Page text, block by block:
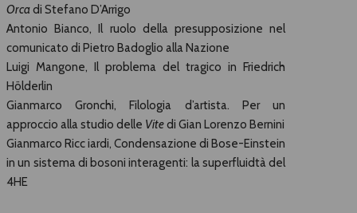
Orcadi Stefano D’Arrigo
Antonio Bianco, Il ruolo della presupposizione nel
comunicato di Pietro Badoglio alla Nazione
Luigi Mangone, Il problema del tragico in Friedrich
Hölderlin
Gianmarco Gronchi, Filologia d’artista. Per un
approccio alla studio delle Vitedi Gian Lorenzo Bernini
Gianmarco Ricc iardi, Condensazione di Bose-Einstein
in un sistema di bosoni interagenti: la superfluidtà del
4HE